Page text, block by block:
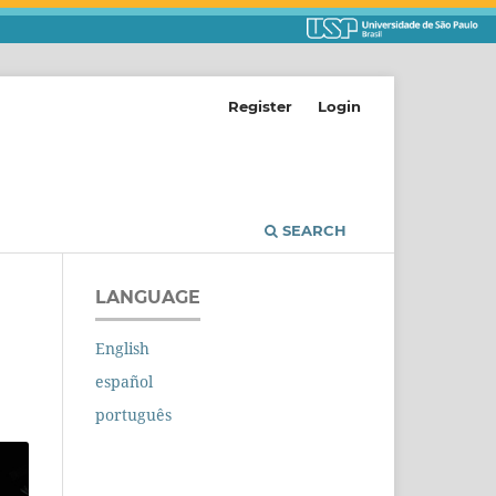
SEARCH
Register Login
LANGUAGE
English
español
português